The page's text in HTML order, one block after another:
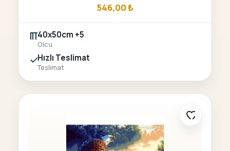
546,00₺
40x50cm +5
Olcu
Hızlı Teslimat
Teslimat